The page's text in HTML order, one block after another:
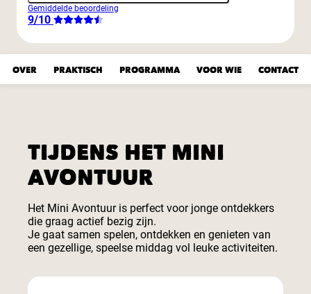
Gemiddelde beoordeling
9/10
OVER PRAKTISCH PROGRAMMA VOOR WIE CONTACT
TIJDENS HET MINI
AVONTUUR
Het Mini Avontuur is perfect voor jonge ontdekkers
die graag actief bezig zijn.
Je gaat samen spelen, ontdekken en genieten van
een gezellige, speelse middag vol leuke activiteiten.